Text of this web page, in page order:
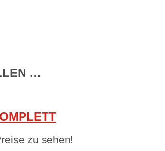
…
zu sehen!